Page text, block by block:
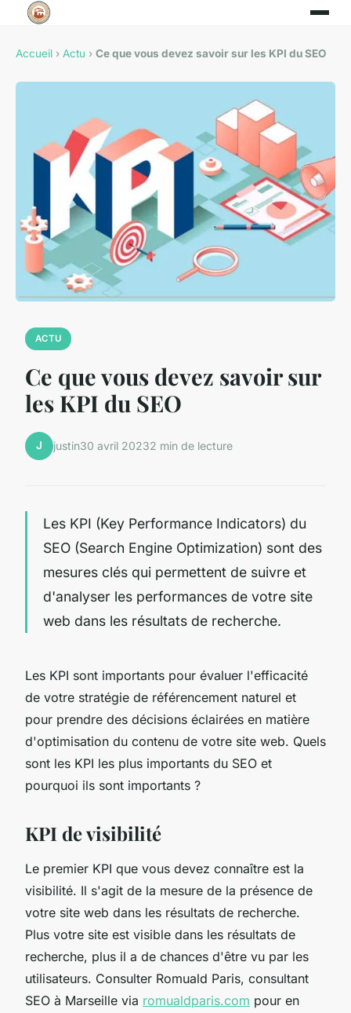
Accueil › Actu › Ce que vous devez savoir sur les KPI du SEO
ACTU
Ce que vous devez savoir sur
les KPI du SEO
J justin30 avril 20232 min de lecture
Les KPI (Key Performance Indicators) du
SEO (Search Engine Optimization) sont des
mesures clés qui permettent de suivre et
d'analyser les performances de votre site
web dans les résultats de recherche.
Les KPI sont importants pour évaluer l'efficacité
de votre stratégie de référencement naturel et
pour prendre des décisions éclairées en matière
d'optimisation du contenu de votre site web. Quels
sont les KPI les plus importants du SEO et
pourquoi ils sont importants ?
KPI de visibilité
Le premier KPI que vous devez connaître est la
visibilité. Il s'agit de la mesure de la présence de
votre site web dans les résultats de recherche.
Plus votre site est visible dans les résultats de
recherche, plus il a de chances d'être vu par les
utilisateurs. Consulter Romuald Paris, consultant
SEO à Marseille via romualdparis.com pour en